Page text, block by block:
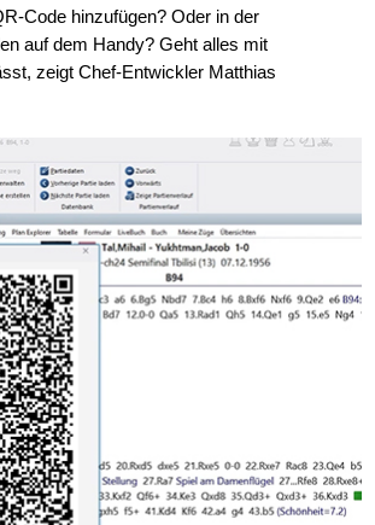
Code hinzufügen? Oder in der
auf dem Handy? Geht alles mit
zeigt Chef-Entwickler Matthias